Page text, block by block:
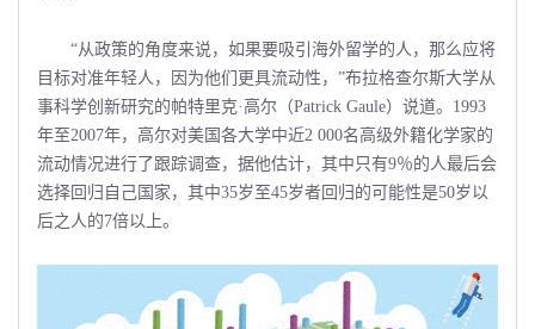
“从政策的角度来说，如果要吸引海外留学的人，那么应将
目标对准年轻人，因为他们更具流动性，”布拉格查尔斯大学从
事科学创新研究的帕特里克·高尔（Patrick Gaule）说道。1993
年至2007年，高尔对美国各大学中近2 000名高级外籍化学家的
流动情况进行了跟踪调查，据他估计，其中只有9％的人最后会
选择回归自己国家，其中35岁至45岁者回归的可能性是50岁以
后之人的7倍以上。